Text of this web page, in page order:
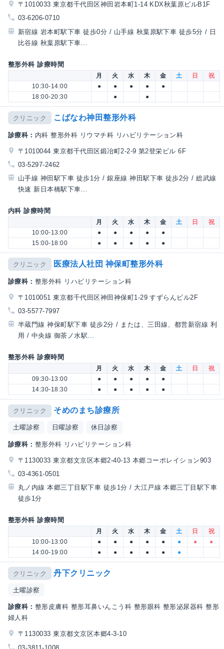
〒1010033 東京都千代田区神田岩本町1-14 KDX秋葉原ビルB1F
03-6206-0710
新宿線 岩本町駅下車 徒歩0分 / 山手線 秋葉原駅下車 徒歩5分 / 日
比谷線 秋葉原駅下車...
整形外科 診療時間
月 火 水 木 金 土 日
祝
10:30-14:00
● ● ● ●
●
18:00-20:30
● ●
クリニック こばなわ神田整形外科
診療科： 内科 整形外科 リウマチ科 リハビリテーション科
〒1010044 東京都千代田区鍛冶町2-2-9 第2登栄ビル 6F
03-5297-2462
山手線 神田駅下車 徒歩1分 / 銀座線 神田駅下車 徒歩2分 / 総武線
快速 新日本橋駅下車...
内科 診療時間
月 火 水 木 金 土 日
祝
10:00-13:00
● ● ● ●
●
15:00-18:00
● ● ● ● ●
クリニック 医療法人社団 神保町整形外科
診療科： 整形外科 リハビリテーション科
〒1010051 東京都千代田区神田神保町1-29 すずらんビル2F
03-5577-7997
半蔵門線 神保町駅下車 徒歩2分 / または、三田線、都営新宿線 利
用 / 中央線 御茶ノ水駅...
整形外科 診療時間
月 火 水 木 金 土 日
祝
09:30-13:00
● ● ● ●
●
14:30-18:30
● ● ● ● ●
クリニック そめのまち診療所
土曜診察 日曜診察 休日診察
診療科： 整形外科 リハビリテーション科
〒1130033 東京都文京区本郷2-40-13 本郷コーポレイション903
03-4361-0501
丸ノ内線 本郷三丁目駅下車 徒歩1分 / 大江戸線 本郷三丁目駅下車
徒歩1分
整形外科 診療時間
月 火 水 木 金 土 日
祝
10:00-13:00
● ● ● ● ● ● ●
●
14:00-19:00
● ● ● ● ● ●
クリニック 丹下クリニック
土曜診察
診療科： 整形皮膚科 整形耳鼻いんこう科 整形眼科 整形泌尿器科 整形
婦人科
〒1130033 東京都文京区本郷4-3-10